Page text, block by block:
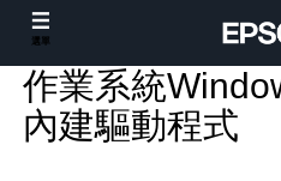
作業系統
內建驅動程式